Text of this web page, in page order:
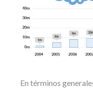
En términos